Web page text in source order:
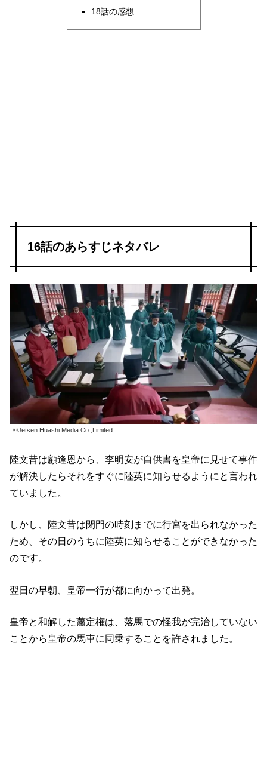
18話の感想
16話のあらすじネタバレ
©Jetsen Huashi Media Co.,Limited
陸文昔は顧逢恩から、李明安が自供書を皇帝に見せて事件
が解決したらそれをすぐに陸英に知らせるようにと言われ
ていました。
しかし、陸文昔は閉門の時刻までに行宮を出られなかった
ため、その日のうちに陸英に知らせることができなかった
のです。
翌日の早朝、皇帝一行が都に向かって出発。
皇帝と和解した蕭定権は、落馬での怪我が完治していない
ことから皇帝の馬車に同乗することを許されました。